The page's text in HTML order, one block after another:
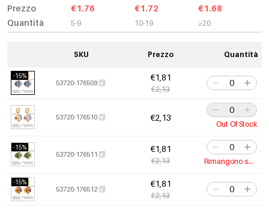
Prezzo
Quantità
€1.76
5-9
€1.72
10-19
€1.68
≥20
SKU Prezzo Quantità
-15%
53720-176509
€1,81
€2,13
53720-176510 €2,13
Out Of Stock
-15%
53720-176511
€1,81
€2,13 Rimangono solo 10
-15%
53720-176512
€1,81
€2,13